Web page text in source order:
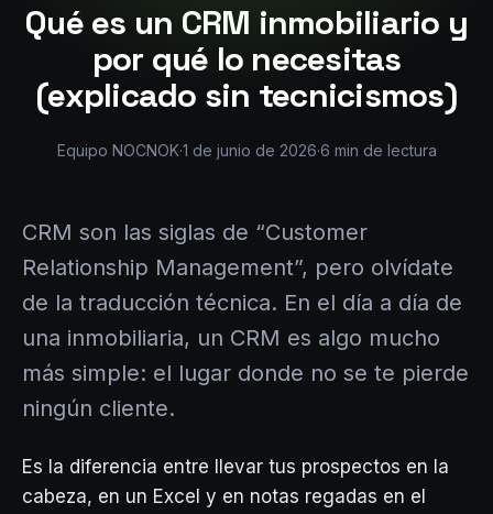
Qué es un CRM inmobiliario y
por qué lo necesitas
(explicado sin tecnicismos)
Equipo NOCNOK·1 de junio de 2026·6 min de lectura
CRM son las siglas de “Customer
Relationship Management”, pero olvídate
de la traducción técnica. En el día a día de
una inmobiliaria, un CRM es algo mucho
más simple: el lugar donde no se te pierde
ningún cliente.
Es la diferencia entre llevar tus prospectos en la
cabeza, en un Excel y en notas regadas en el